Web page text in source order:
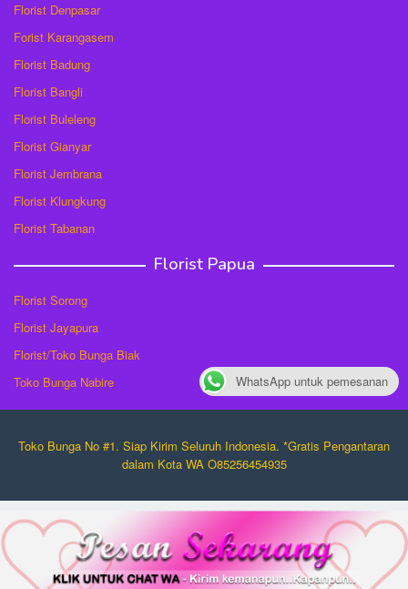
Florist Denpasar
Forist Karangasem
Florist Badung
Florist Bangli
Florist Buleleng
Florist Gianyar
Florist Jembrana
Florist Klungkung
Florist Tabanan
Florist Papua
Florist Sorong
Florist Jayapura
Florist/Toko Bunga Biak
Toko Bunga Nabire
Toko Bunga No #1. Siap Kirim Seluruh Indonesia. *Gratis Pengantaran
dalam Kota WA O85256454935
WhatsApp untuk pemesanan